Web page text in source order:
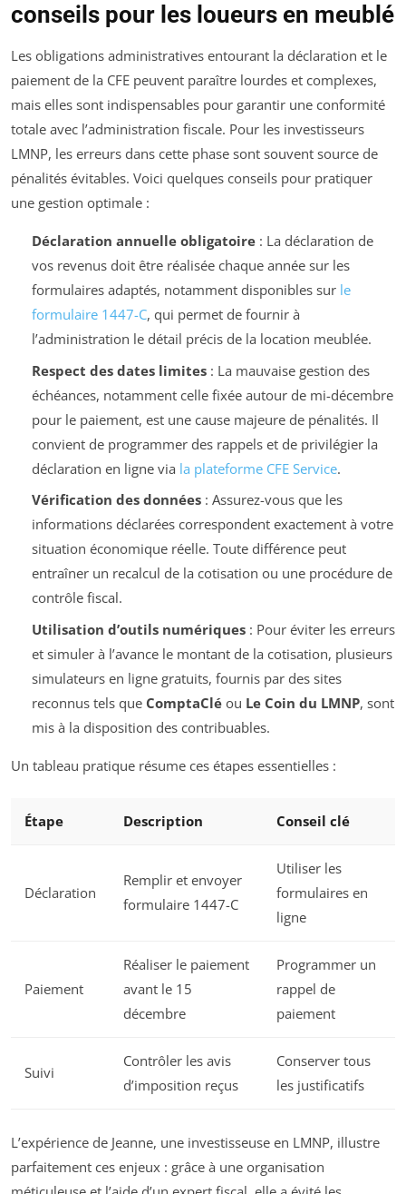
conseils pour les loueurs en meublé
Les obligations administratives entourant la déclaration et le
paiement de la CFE peuvent paraître lourdes et complexes,
mais elles sont indispensables pour garantir une conformité
totale avec l’administration fiscale. Pour les investisseurs
LMNP, les erreurs dans cette phase sont souvent source de
pénalités évitables. Voici quelques conseils pour pratiquer
une gestion optimale :
Déclaration annuelle obligatoire: La déclaration de
vos revenus doit être réalisée chaque année sur les
formulaires adaptés, notamment disponibles sur le
formulaire 1447-C, qui permet de fournir à
l’administration le détail précis de la location meublée.
Respect des dates limites: La mauvaise gestion des
échéances, notamment celle fixée autour de mi-décembre
pour le paiement, est une cause majeure de pénalités. Il
convient de programmer des rappels et de privilégier la
déclaration en ligne via la plateforme CFE Service.
Vérification des données: Assurez-vous que les
informations déclarées correspondent exactement à votre
situation économique réelle. Toute différence peut
entraîner un recalcul de la cotisation ou une procédure de
contrôle fiscal.
Utilisation d’outils numériques: Pour éviter les erreurs
et simuler à l’avance le montant de la cotisation, plusieurs
simulateurs en ligne gratuits, fournis par des sites
reconnus tels que ComptaCléou Le Coin du LMNP, sont
mis à la disposition des contribuables.
Un tableau pratique résume ces étapes essentielles :
Étape Description Conseil clé
Déclaration
Remplir et envoyer
formulaire 1447-C
Utiliser les
formulaires en
ligne
Paiement
Réaliser le paiement
avant le 15
décembre
Programmer un
rappel de
paiement
Suivi
Contrôler les avis
d’imposition reçus
Conserver tous
les justificatifs
L’expérience de Jeanne, une investisseuse en LMNP, illustre
parfaitement ces enjeux : grâce à une organisation